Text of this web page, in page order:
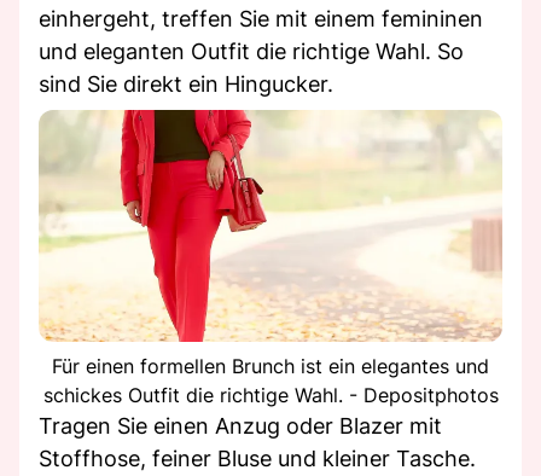
einhergeht, treffen Sie mit einem femininen
und eleganten Outfit die richtige Wahl. So
sind Sie direkt ein Hingucker.
Für einen formellen Brunch ist ein elegantes und
schickes Outfit die richtige Wahl. - Depositphotos
Tragen Sie einen Anzug oder Blazer mit
Stoffhose, feiner Bluse und kleiner Tasche.